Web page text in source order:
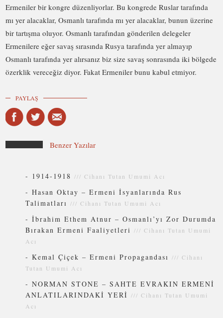
Ermeniler bir kongre düzenliyorlar. Bu kongrede Ruslar tarafında
mı yer alacaklar, Osmanlı tarafında mı yer alacaklar, bunun üzerine
bir tartışma oluyor. Osmanlı tarafından gönderilen delegeler
Ermenilere eğer savaş sırasında Rusya tarafında yer almayıp
Osmanlı tarafında yer alırsanız biz size savaş sonrasında iki bölgede
özerklik vereceğiz diyor. Fakat Ermeniler bunu kabul etmiyor.
PAYLAŞ
Benzer Yazılar
- 1914-1918 ///Cihanı Tutan Umumi Acı
-Hasan Oktay – Ermeni İsyanlarında Rus
Talimatları ///Cihanı Tutan Umumi Acı
-İbrahim Ethem Atnur – Osmanlı’yı Zor Durumda
Bırakan Ermeni Faaliyetleri ///Cihanı Tutan Umumi
Acı
-Kemal Çiçek – Ermeni Propagandası ///Cihanı
Tutan Umumi Acı
-NORMAN STONE – SAHTE EVRAKIN ERMENİ
ANLATILARINDAKİ YERİ ///Cihanı Tutan Umumi
Acı